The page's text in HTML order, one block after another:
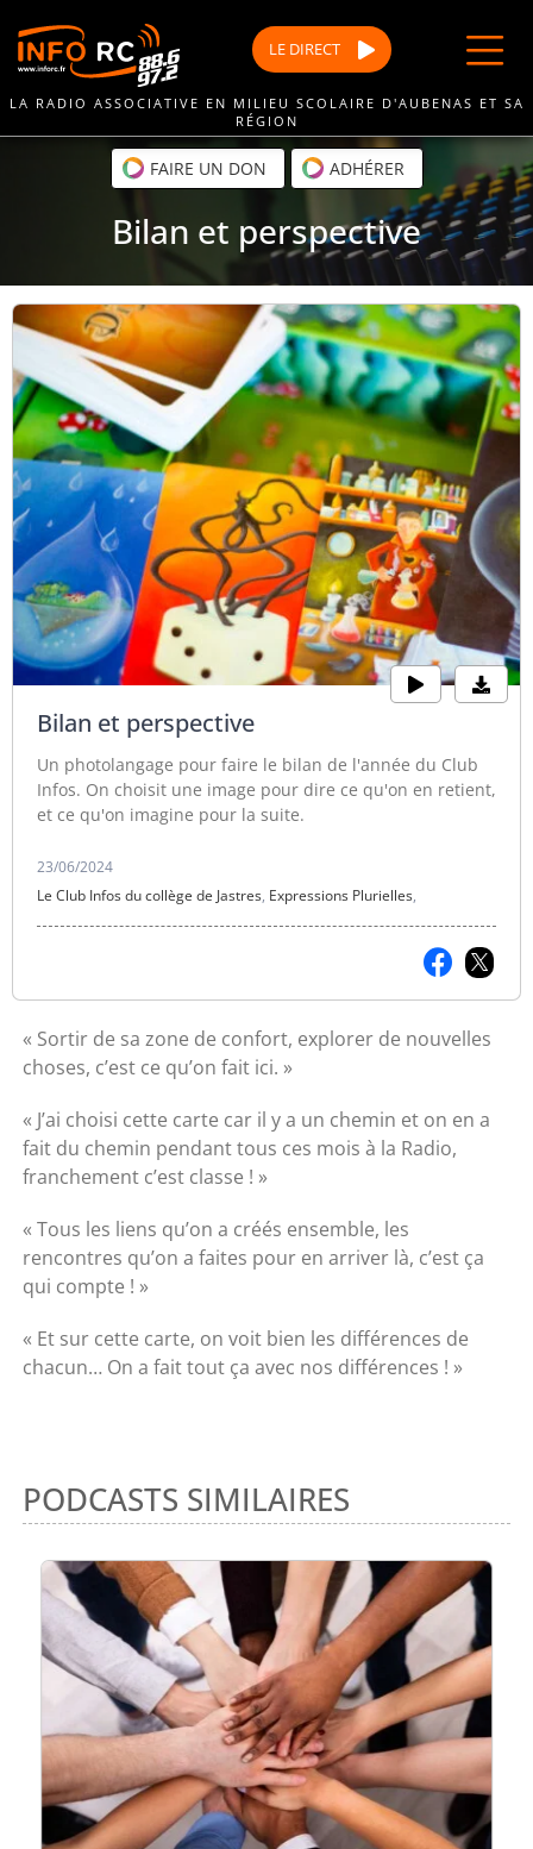
au
contenu
LE DIRECT
LA RADIO ASSOCIATIVE EN MILIEU SCOLAIRE D'AUBENAS ET SA
RÉGION
FAIRE UN DON ADHÉRER
Bilan et perspective
Bilan et perspective
Un photolangage pour faire le bilan de l'année du Club
Infos. On choisit une image pour dire ce qu'on en retient,
et ce qu'on imagine pour la suite.
23/06/2024
Le Club Infos du collège de Jastres, Expressions Plurielles,
« Sortir de sa zone de confort, explorer de nouvelles
choses, c’est ce qu’on fait ici. »
« J’ai choisi cette carte car il y a un chemin et on en a
fait du chemin pendant tous ces mois à la Radio,
franchement c’est classe ! »
« Tous les liens qu’on a créés ensemble, les
rencontres qu’on a faites pour en arriver là, c’est ça
qui compte ! »
« Et sur cette carte, on voit bien les différences de
chacun… On a fait tout ça avec nos différences ! »
PODCASTS SIMILAIRES